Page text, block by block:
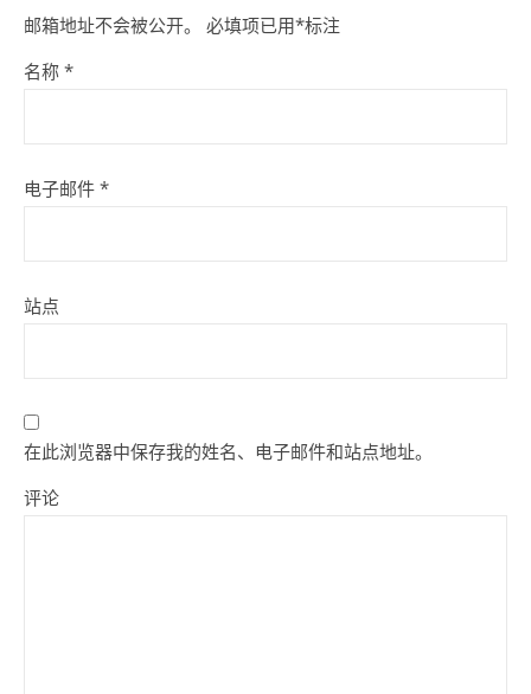
邮箱地址不会被公开。 必填项已用*标注
名称 *
电子邮件 *
站点
在此浏览器中保存我的姓名、电子邮件和站点地址。
评论